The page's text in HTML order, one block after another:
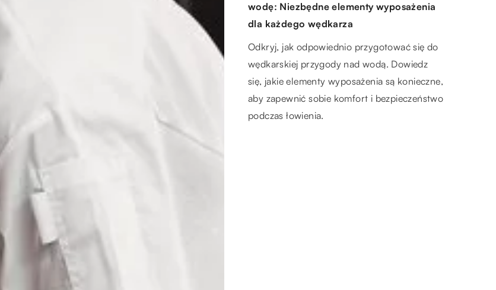
siebie?
Dowiedz się, na co zwrócić uwagę przy
wyborze aparatu słuchowego, jakie są
dostępne rodzaje oraz jak dopasować
urządzenie do swoich potrzeb, aby poprawić
jakość życia.
wodę: Niezbędne elementy wyposażenia
dla każdego wędkarza
Odkryj, jak odpowiednio przygotować się do
wędkarskiej przygody nad wodą. Dowiedz
się, jakie elementy wyposażenia są konieczne,
aby zapewnić sobie komfort i bezpieczeństwo
podczas łowienia.
dzień: Poradnik dla przyszłych panien
młodych
Zastanawiasz się, jak wybrać idealne buty
ślubne? Sprawdź nasz poradnik, który
pomoże Ci znaleźć obuwie łączące wygodę
oraz styl na ten wyjątkowy dzień.